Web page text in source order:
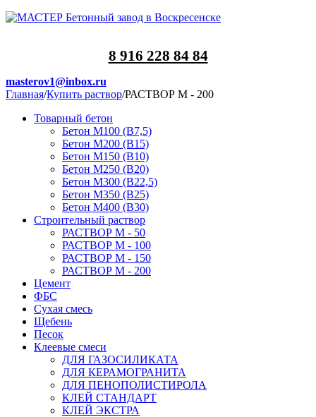
8 916 228 84 84
masterov1@inbox.ru
Главная/Купить раствор/РАСТВОР М - 200
Товарный бетон
Бетон М100 (B7,5)
Бетон М200 (В15)
Бетон М150 (В10)
Бетон М250 (В20)
Бетон М300 (В22,5)
Бетон М350 (В25)
Бетон М400 (В30)
Строительный раствор
РАСТВОР М - 50
РАСТВОР М - 100
РАСТВОР М - 150
РАСТВОР М - 200
Цемент
ФБС
Сухая смесь
Щебень
Песок
Клеевые смеси
ДЛЯ ГАЗОСИЛИКАТА
ДЛЯ КЕРАМОГРАНИТА
ДЛЯ ПЕНОПОЛИСТИРОЛА
КЛЕЙ СТАНДАРТ
КЛЕЙ ЭКСТРА